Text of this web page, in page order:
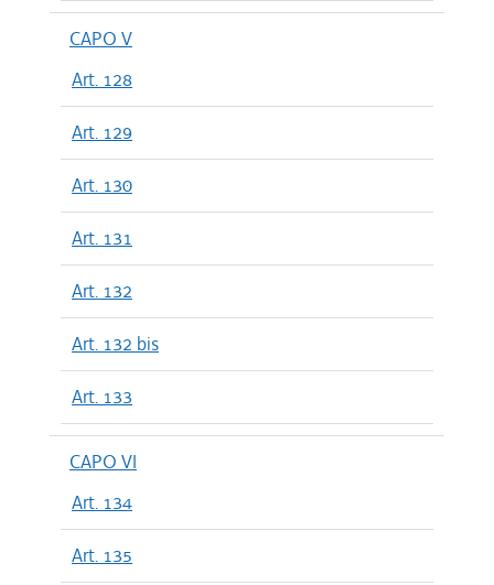
CAPO V
Art. 128
Art. 129
Art. 130
Art. 131
Art. 132
Art. 132 bis
Art. 133
CAPO VI
Art. 134
Art. 135